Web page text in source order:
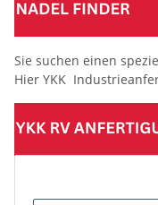
Sie suchen einen
Hier YKK
(Mindesttabnahmemenge 10